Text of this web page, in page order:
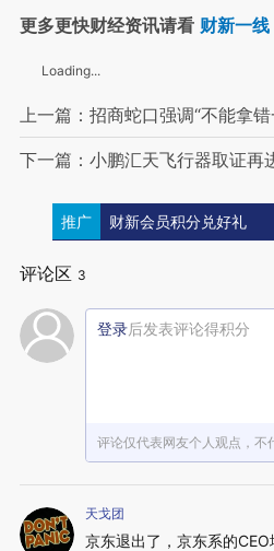
更多更快财经资讯请看 财新一线
Loading...
上一篇：招商蛇口强调“不能拿
下一篇：小鹏汇天飞行器取证再
推广 财新会员积分兑好礼
评论区 3
登录后发表评论得积分
评论仅代表网友个人观点，不
天戈团
京东退出了，京东系的